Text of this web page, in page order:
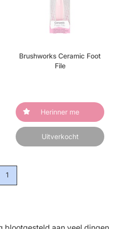
Brushworks Ceramic Foot
File
Herinner me
Uitverkocht
1